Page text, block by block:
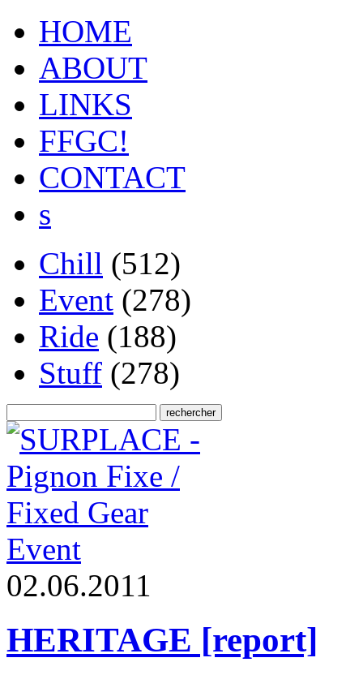
HOME
ABOUT
LINKS
FFGC!
CONTACT
s
Chill (512)
Event (278)
Ride (188)
Stuff (278)
Event
02.06.2011
HERITAGE [report]